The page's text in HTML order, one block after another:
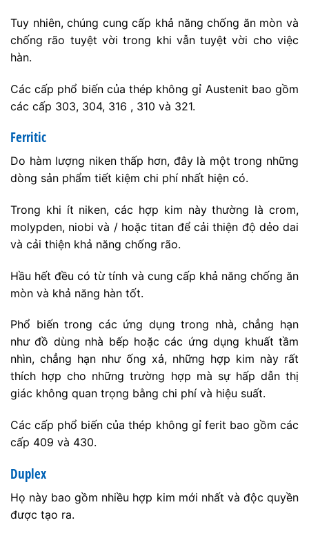
Tuy nhiên, chúng cung cấp khả năng chống ăn mòn và
chống rão tuyệt vời trong khi vẫn tuyệt vời cho việc
hàn.
Các cấp phổ biến của thép không gỉ Austenit bao gồm
các cấp 303, 304, 316 , 310 và 321.
Ferritic
Do hàm lượng niken thấp hơn, đây là một trong những
dòng sản phẩm tiết kiệm chi phí nhất hiện có.
Trong khi ít niken, các hợp kim này thường là crom,
molypden, niobi và / hoặc titan để cải thiện độ dẻo dai
và cải thiện khả năng chống rão.
Hầu hết đều có từ tính và cung cấp khả năng chống ăn
mòn và khả năng hàn tốt.
Phổ biến trong các ứng dụng trong nhà, chẳng hạn
như đồ dùng nhà bếp hoặc các ứng dụng khuất tầm
nhìn, chẳng hạn như ống xả, những hợp kim này rất
thích hợp cho những trường hợp mà sự hấp dẫn thị
giác không quan trọng bằng chi phí và hiệu suất.
Các cấp phổ biến của thép không gỉ ferit bao gồm các
cấp 409 và 430.
Duplex
Họ này bao gồm nhiều hợp kim mới nhất và độc quyền
được tạo ra.